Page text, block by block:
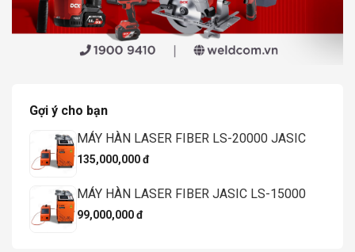
Gợi ý cho bạn
MÁY HÀN LASER FIBER LS-20000 JASIC
135,000,000 đ
MÁY HÀN LASER FIBER JASIC LS-15000
99,000,000 đ